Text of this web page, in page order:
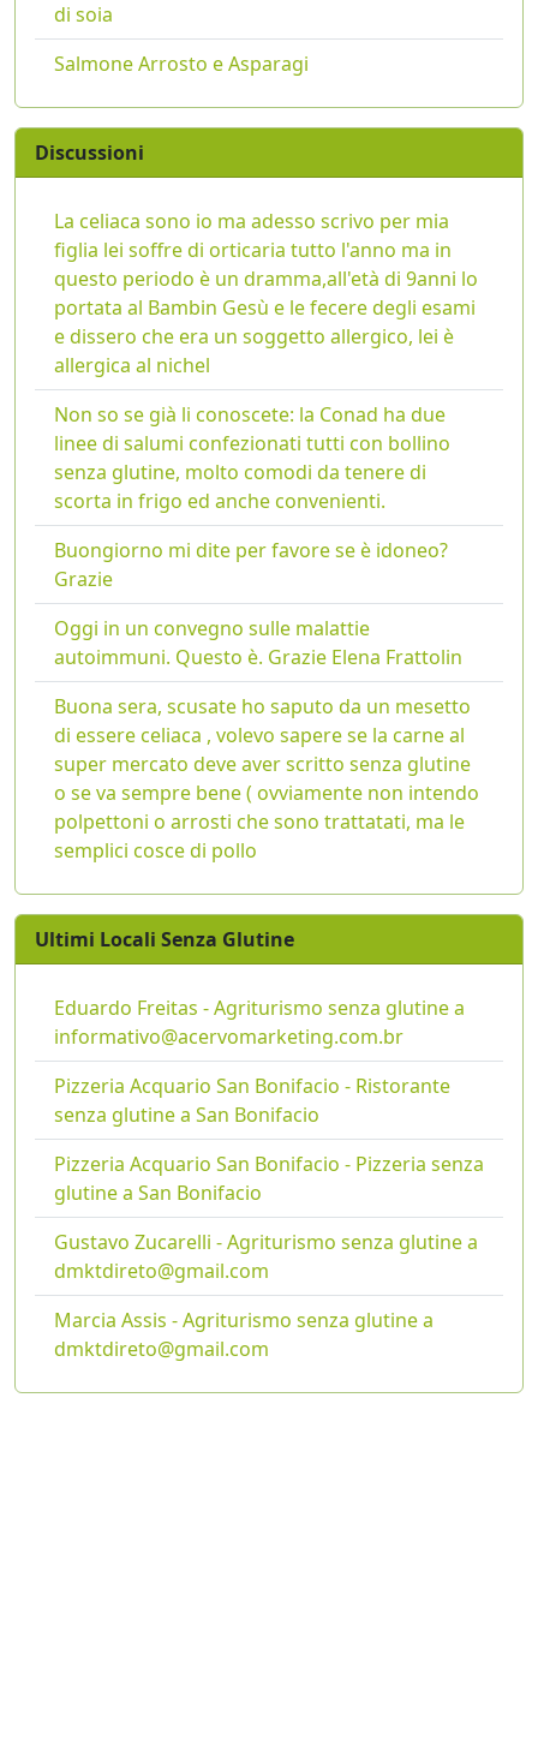
di soia
Salmone Arrosto e Asparagi
Discussioni
La celiaca sono io ma adesso scrivo per mia
figlia lei soffre di orticaria tutto l'anno ma in
questo periodo è un dramma,all'età di 9anni lo
portata al Bambin Gesù e le fecere degli esami
e dissero che era un soggetto allergico, lei è
allergica al nichel
Non so se già li conoscete: la Conad ha due
linee di salumi confezionati tutti con bollino
senza glutine, molto comodi da tenere di
scorta in frigo ed anche convenienti.
Buongiorno mi dite per favore se è idoneo?
Grazie
Oggi in un convegno sulle malattie
autoimmuni. Questo è. Grazie Elena Frattolin
Buona sera, scusate ho saputo da un mesetto
di essere celiaca , volevo sapere se la carne al
super mercato deve aver scritto senza glutine
o se va sempre bene ( ovviamente non intendo
polpettoni o arrosti che sono trattatati, ma le
semplici cosce di pollo
Ultimi Locali Senza Glutine
Eduardo Freitas - Agriturismo senza glutine a
informativo@acervomarketing.com.br
Pizzeria Acquario San Bonifacio - Ristorante
senza glutine a San Bonifacio
Pizzeria Acquario San Bonifacio - Pizzeria senza
glutine a San Bonifacio
Gustavo Zucarelli - Agriturismo senza glutine a
dmktdireto@gmail.com
Marcia Assis - Agriturismo senza glutine a
dmktdireto@gmail.com